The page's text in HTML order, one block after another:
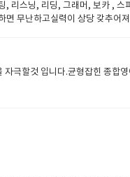
스닝, 리딩, 그래머, 보카 , 스
무난하고실력이 상당 갖추어
문법과 단어수준이 높은 학생
력하셔야 됩니다 그런부분에
들이 점점 다양화 되어질 것
습관적으로 적는 사람들이 말
이엘츠 스피킹실력이 잘 안느
자극할것 입니다.균형잡힌 종